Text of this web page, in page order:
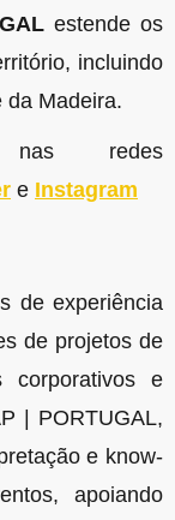
estende os
incluindo
da Madeira.
nas redes
e Instagram
de experiência
de projetos de
corporativos e
| PORTUGAL,
e know-
apoiando